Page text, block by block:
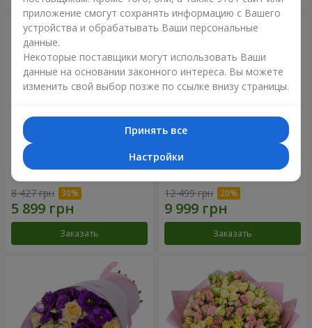
Букет "Сила Любви!"
8 427 грн
Заказать
Романтический букет
12 499 грн
Заказать
приложение смогут сохранять информацию с Вашего
устройства и обрабатывать Ваши персональные
данные.
Некоторые поставщики могут использовать Ваши
данные на основании законного интереса. Вы можете
изменить свой выбор позже по ссылке внизу страницы.
Принять все
Настройки